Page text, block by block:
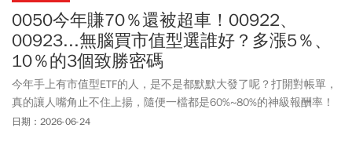
0050今年賺70％還被超車！00922、
00923...無腦買市值型選誰好？多漲5％、
10％的3個致勝密碼
今年手上有市值型ETF的人，是不是都默默大發了呢？打開對帳單，
真的讓人嘴角止不住上揚，隨便一檔都是60%~80%的神級報酬率！
不過最近拉了一下今年以來（2025/12/31 ~ 2026/06/22）的市價
日期：2026-06-24